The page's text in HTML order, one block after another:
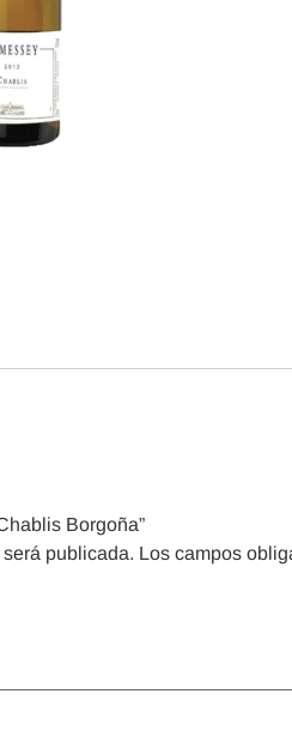
Borgoña”
publicada. Los campos